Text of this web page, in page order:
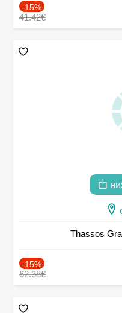
-15%
41.42€
Thassos
-15%
62.38€